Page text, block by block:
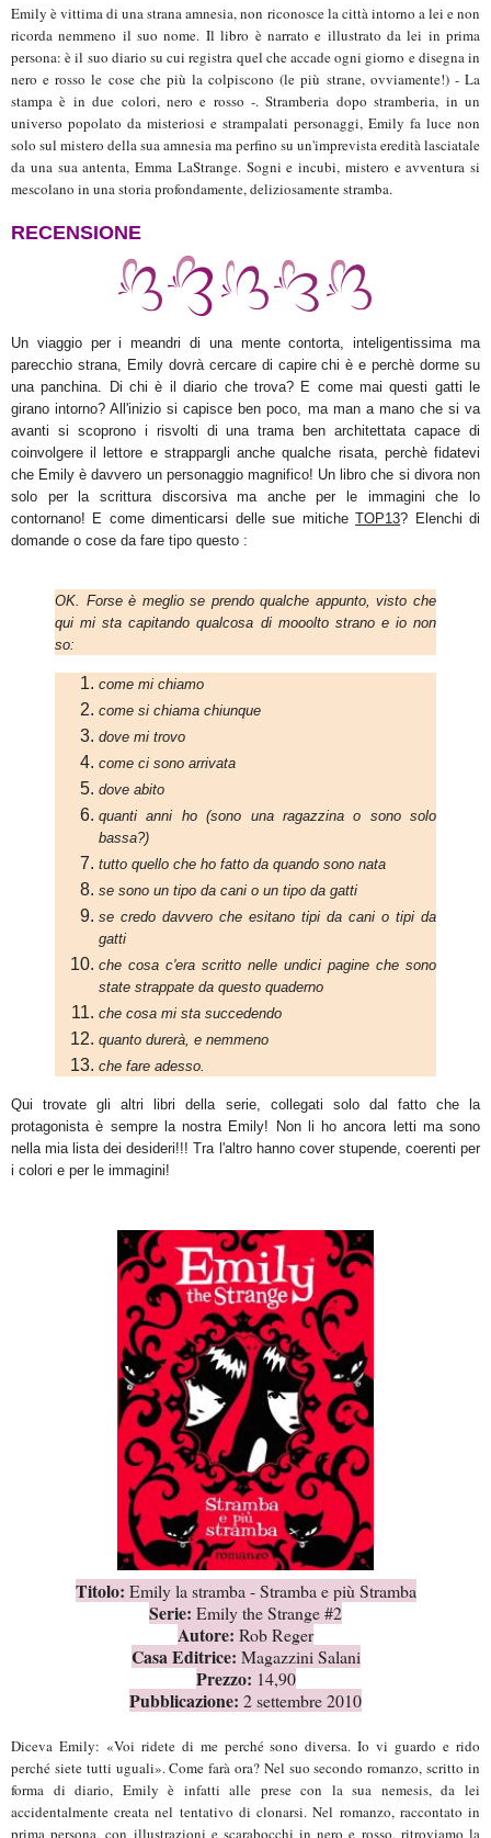
Emily è vittima di una strana amnesia, non riconosce la città intorno a lei e non
ricorda nemmeno il suo nome. Il libro è narrato e illustrato da lei in prima
persona: è il suo diario su cui registra quel che accade ogni giorno e disegna in
nero e rosso le cose che più la colpiscono (le più strane, ovviamente!) - La
stampa è in due colori, nero e rosso -. Stramberia dopo stramberia, in un
universo popolato da misteriosi e strampalati personaggi, Emily fa luce non
solo sul mistero della sua amnesia ma perfino su un'imprevista eredità lasciatale
da una sua antenta, Emma LaStrange. Sogni e incubi, mistero e avventura si
mescolano in una storia profondamente, deliziosamente stramba.
RECENSIONE
Un viaggio per i meandri di una mente contorta, inteligentissima ma
parecchio strana, Emily dovrà cercare di capire chi è e perchè dorme su
una panchina. Di chi è il diario che trova? E come mai questi gatti le
girano intorno? All'inizio si capisce ben poco, ma man a mano che si va
avanti si scoprono i risvolti di una trama ben architettata capace di
coinvolgere il lettore e strappargli anche qualche risata, perchè fidatevi
che Emily è davvero un personaggio magnifico! Un libro che si divora non
solo per la scrittura discorsiva ma anche per le immagini che lo
contornano! E come dimenticarsi delle sue miticheTOP13? Elenchi di
domande o cose da fare tipo questo :
OK. Forse è meglio se prendo qualche appunto, visto che
qui mi sta capitando qualcosa di mooolto strano e io non
so:
come mi chiamo
come si chiama chiunque
dove mi trovo
come ci sono arrivata
dove abito
quanti anni ho (sono una ragazzina o sono solo
bassa?)
tutto quello che ho fatto da quando sono nata
se sono un tipo da cani o un tipo da gatti
se credo davvero che esitano tipi da cani o tipi da
gatti
che cosa c'era scritto nelle undici pagine che sono
state strappate da questo quaderno
che cosa mi sta succedendo
quanto durerà, e nemmeno
che fare adesso.
Qui trovate gli altri libri della serie, collegati solo dal fatto che la
protagonista è sempre la nostra Emily! Non li ho ancora letti ma sono
nella mia lista dei desideri!!! Tra l'altro hanno cover stupende, coerenti per
i colori e per le immagini!
Titolo: Emily la stramba - Stramba e più Stramba
Serie: Emily the Strange #2
Autore: Rob Reger
Casa Editrice: Magazzini Salani
Prezzo: 14,90
Pubblicazione: 2 settembre 2010
Diceva Emily: «Voi ridete di me perché sono diversa. Io vi guardo e rido
perché siete tutti uguali». Come farà ora? Nel suo secondo romanzo, scritto in
forma di diario, Emily è infatti alle prese con la sua nemesis, da lei
accidentalmentecreata nel tentativo di clonarsi. Nel romanzo, raccontato in